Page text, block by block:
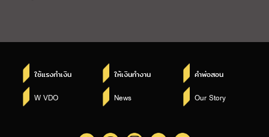
ใช้แรงทำเงิน ให้เงินทำงาน คำพ่อสอน
W VDO News Our Story